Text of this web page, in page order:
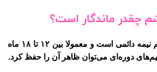
پاسخ: تاتو خط چشم نیمه دائمی است و معمولا بین ۱۲ تا ۱۸ ماه
دوره‌ای می‌توان ظاهر آن را حفظ کرد.